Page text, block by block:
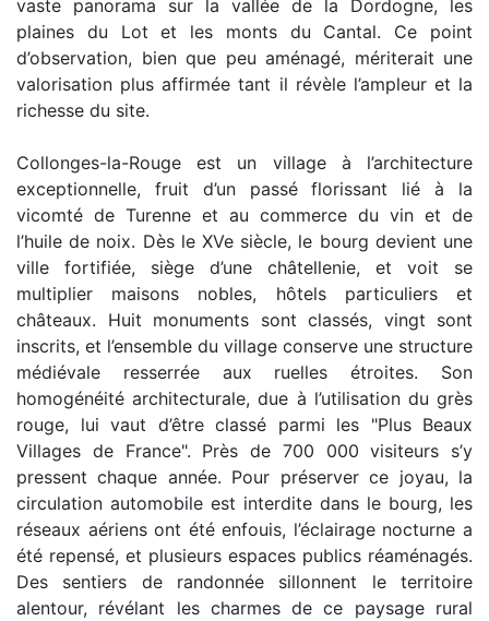
vaste panorama sur la vallée de la Dordogne, les
plaines du Lot et les monts du Cantal. Ce point
d’observation, bien que peu aménagé, mériterait une
valorisation plus affirmée tant il révèle l’ampleur et la
richesse du site.
Collonges-la-Rouge est un village à l’architecture
exceptionnelle, fruit d’un passé florissant lié à la
vicomté de Turenne et au commerce du vin et de
l’huile de noix. Dès le XVe siècle, le bourg devient une
ville fortifiée, siège d’une châtellenie, et voit se
multiplier maisons nobles, hôtels particuliers et
châteaux. Huit monuments sont classés, vingt sont
inscrits, et l’ensemble du village conserve une structure
médiévale resserrée aux ruelles étroites. Son
homogénéité architecturale, due à l’utilisation du grès
rouge, lui vaut d’être classé parmi les "Plus Beaux
Villages de France". Près de 700 000 visiteurs s’y
pressent chaque année. Pour préserver ce joyau, la
circulation automobile est interdite dans le bourg, les
réseaux aériens ont été enfouis, l’éclairage nocturne a
été repensé, et plusieurs espaces publics réaménagés.
Des sentiers de randonnée sillonnent le territoire
alentour, révélant les charmes de ce paysage rural